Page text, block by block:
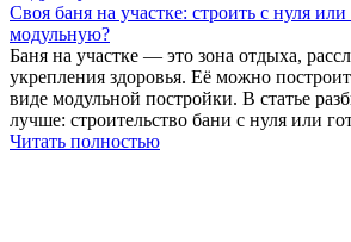
Своя баня на участке: строить с нуля
модульную?
Баня на участке — это зона отдыха,
укрепления здоровья. Её можно
виде модульной постройки. В статье
лучше: строительство бани с нуля или
Читать полностью